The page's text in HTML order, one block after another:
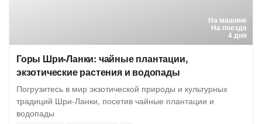
На машине
На поезде
4 дня
Горы Шри-Ланки: чайные плантации,
экзотические растения и водопады
Погрузитесь в мир экзотической природы и культурных
традиций Шри-Ланки, посетив чайные плантации и
водопады